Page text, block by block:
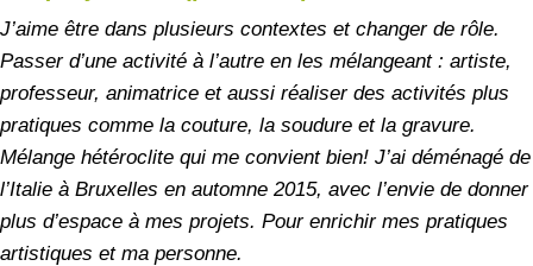
J’aime être dans plusieurs contextes et changer de rôle.
Passer d’une activité à l’autre en les mélangeant : artiste,
professeur, animatrice et aussi réaliser des activités plus
pratiques comme la couture, la soudure et la gravure.
Mélange hétéroclite qui me convient bien! J’ai déménagé de
l’Italie à Bruxelles en automne 2015, avec l’envie de donner
plus d’espace à mes projets. Pour enrichir mes pratiques
artistiques et ma personne.